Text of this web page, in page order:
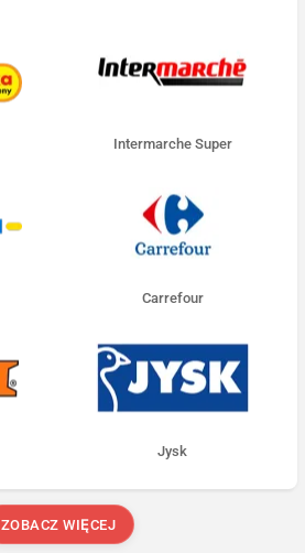
Intermarche Super
Carrefour
Jysk
ZOBACZ WIĘCEJ